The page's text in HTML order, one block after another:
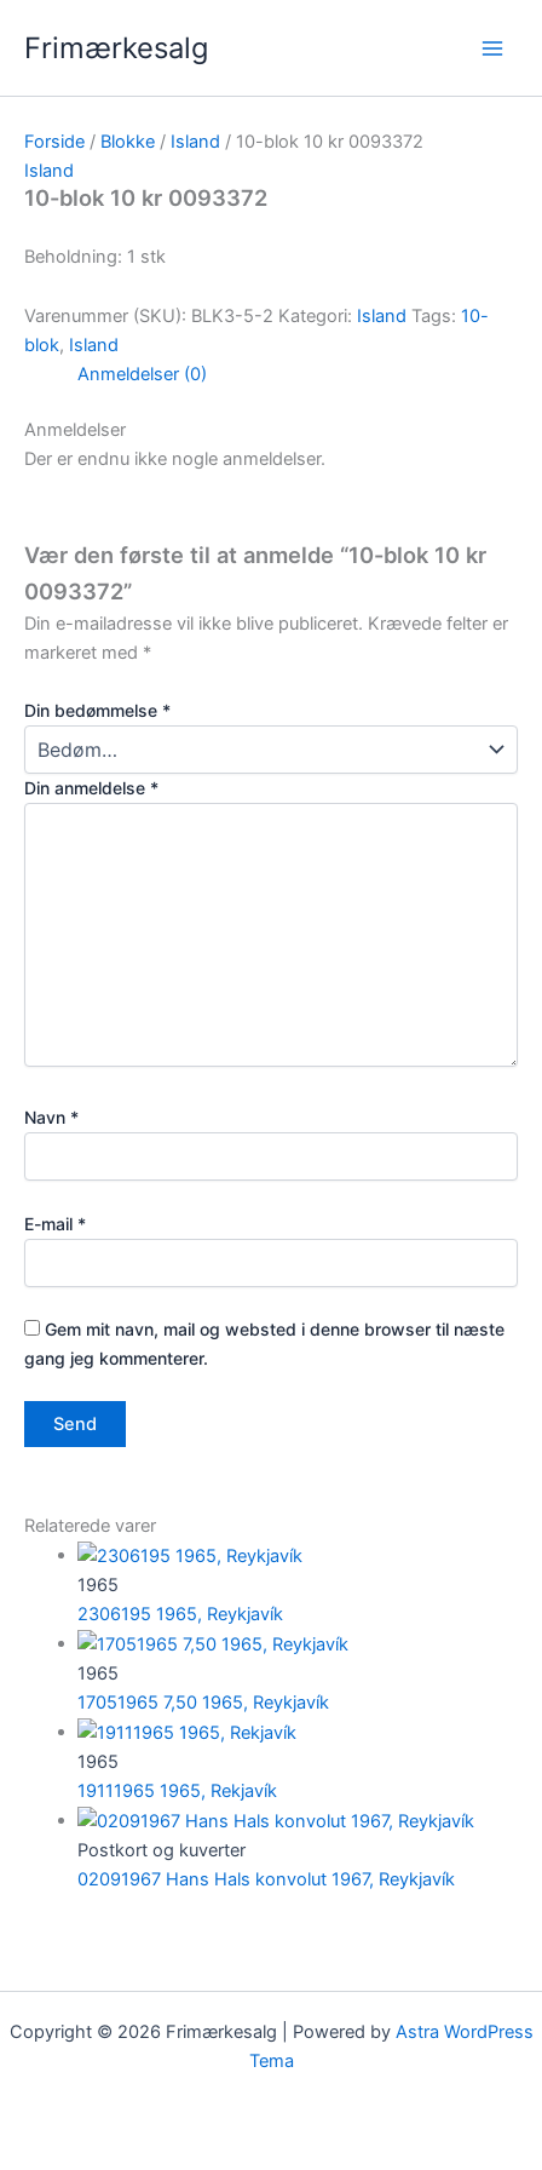
Frimærkesalg
Forside / Blokke / Island / 10-blok 10 kr 0093372
Island
10-blok 10 kr 0093372
Beholdning: 1 stk
Varenummer (SKU): BLK3-5-2 Kategori: Island Tags: 10-
blok, Island
Anmeldelser (0)
Anmeldelser
Der er endnu ikke nogle anmeldelser.
Vær den første til at anmelde “10-blok 10 kr
0093372”
Din e-mailadresse vil ikke blive publiceret. Krævede felter er
markeret med *
Din bedømmelse *
Din anmeldelse *
Navn *
E-mail *
Gem mit navn, mail og websted i denne browser til næste
gang jeg kommenterer.
Relaterede varer
1965
2306195 1965, Reykjavík
1965
17051965 7,50 1965, Reykjavík
1965
19111965 1965, Rekjavík
Postkort og kuverter
02091967 Hans Hals konvolut 1967, Reykjavík
Copyright © 2026 Frimærkesalg | Powered by Astra WordPress
Tema